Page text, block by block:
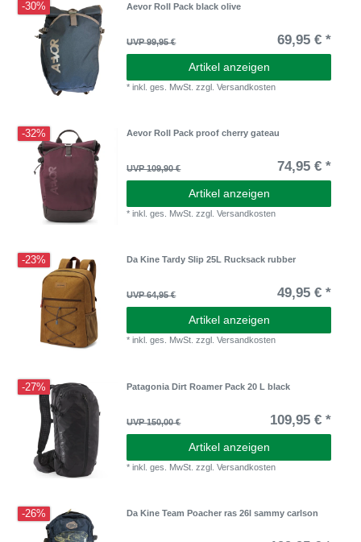
-30% Aevor Roll Pack black olive
UVP 99,95 € 69,95 € *
Artikel anzeigen
*inkl. ges. MwSt. zzgl.Versandkosten
-32% Aevor Roll Pack proof cherry gateau
UVP 109,90 € 74,95 € *
Artikel anzeigen
*inkl. ges. MwSt. zzgl.Versandkosten
-23% Da Kine Tardy Slip 25L Rucksack rubber
UVP 64,95 € 49,95 € *
Artikel anzeigen
*inkl. ges. MwSt. zzgl.Versandkosten
-27% Patagonia Dirt Roamer Pack 20 L black
UVP 150,00 € 109,95 € *
Artikel anzeigen
*inkl. ges. MwSt. zzgl.Versandkosten
-26% Da Kine Team Poacher ras 26l sammy carlson